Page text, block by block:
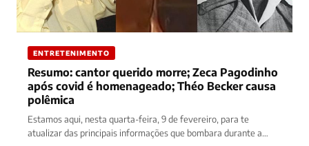
ENTRETENIMENTO
Resumo: cantor querido morre; Zeca Pagodinho
após covid é homenageado; Théo Becker causa
polêmica
Estamos aqui, nesta quarta-feira, 9 de fevereiro, para te
atualizar das principais informações que bombara durante a